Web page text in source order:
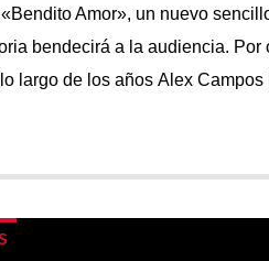
Amor», un nuevo
bendecirá a la audiencia.
largo de los años Alex